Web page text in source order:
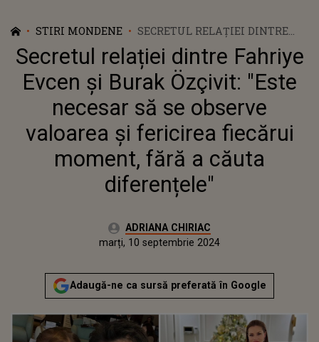
STIRI MONDENE
SECRETUL RELAȚIEI DINTRE
FAHRIYE EVCEN ȘI BURAK
ÖZÇIVIT: "ESTE NECESAR SĂ SE
OBSERVE VALOAREA ȘI
FERICIREA FIECĂRUI MOMENT,
FĂRĂ A CĂUTA DIFERENȚELE"
Secretul relației dintre Fahriye
Evcen și Burak Özçivit: "Este
necesar să se observe
valoarea și fericirea fiecărui
moment, fără a căuta
diferențele"
Autor:ADRIANA CHIRIAC
marți, 10 septembrie 2024
Actualizat:
marți, 10 septembrie 2024
Adaugă-ne ca sursă preferată în Google